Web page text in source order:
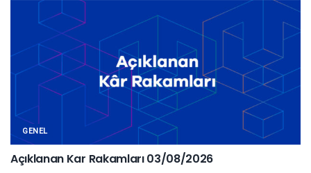
GENEL
Açıklanan Kar Rakamları 03/08/2026